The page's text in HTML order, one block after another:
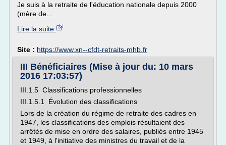
Je suis à la retraite de l'éducation nationale depuis 2000
(mère de...
Lire la suite
Site : https://www.xn--cfdt-retraits-mhb.fr
III Bénéficiaires (Mise à jour du: 10 mars
2016 17:03:57)
III.1.5 Classifications professionnelles
III.1.5.1 Évolution des classifications
Lors de la création du régime de retraite des cadres en
1947, les classifications des emplois résultaient des
arrêtés de mise en ordre des salaires, publiés entre 1945
et 1949, à l'initiative des ministres du travail et de la